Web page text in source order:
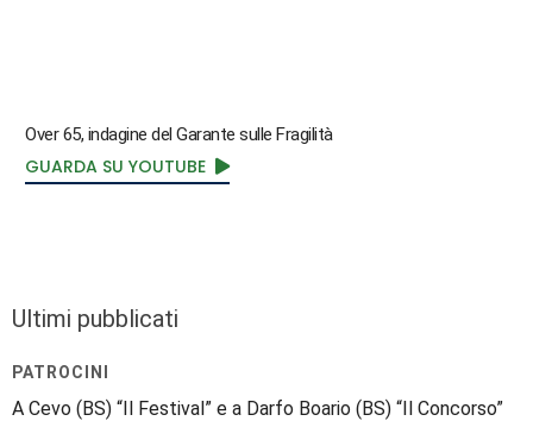
Over 65, indagine del Garante sulle Fragilità
GUARDA SU YOUTUBE
Ultimi pubblicati
PATROCINI
A Cevo (BS) “Il Festival” e a Darfo Boario (BS) “Il Concorso”